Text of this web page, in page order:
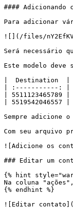
#### Adicionando
Para adicionar
![](/files/
Será necessário
Este modelo
|  Destination  |
| :-----------: |
| 5511123465789 |
| 5519542046557 |
Sempre adicione
Com seu arquivo
![Adicione os
### Editar um
{% hint
Na coluna
{% endhint %}